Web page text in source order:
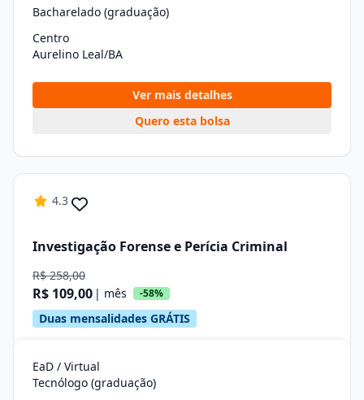
Bacharelado (graduação)
Centro
Aurelino Leal/BA
Ver mais detalhes
Quero esta bolsa
4.3
Investigação Forense e Perícia Criminal
R$ 258,00
R$ 109,00 | mês -58%
Duas mensalidades GRÁTIS
EaD / Virtual
Tecnólogo (graduação)